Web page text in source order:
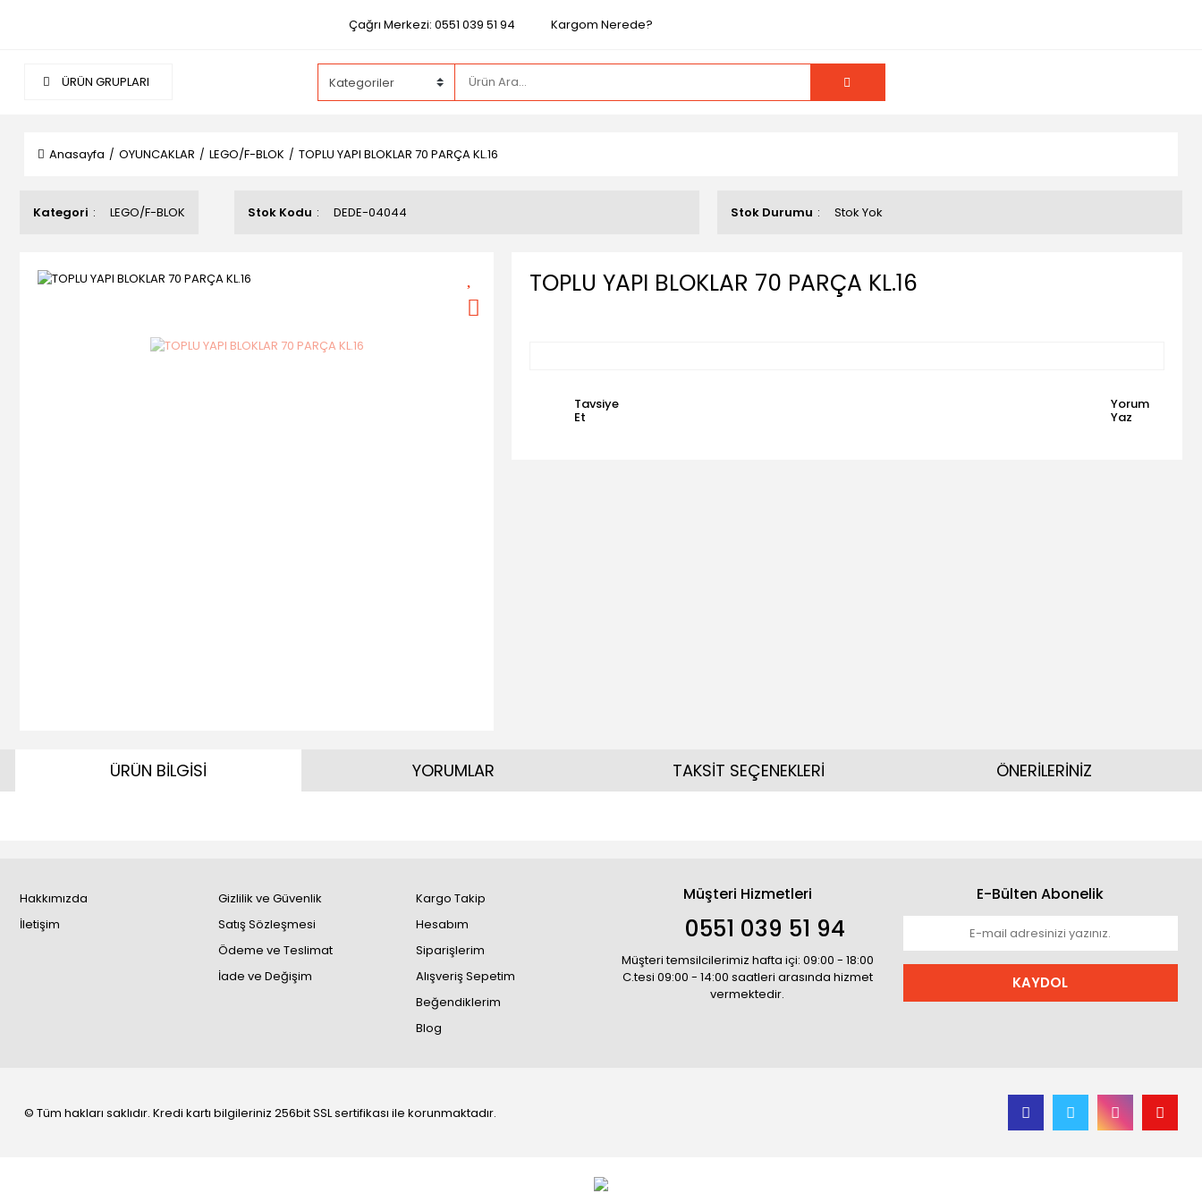
Çağrı Merkezi: 0551 039 51 94 Kargom Nerede?
ÜRÜN GRUPLARI
Anasayfa OYUNCAKLAR LEGO/F-BLOK TOPLU YAPI BLOKLAR 70 PARÇA KL.16
Kategori LEGO/F-BLOK Stok Kodu DEDE-04044 Stok Durumu Stok Yok
TOPLU YAPI BLOKLAR 70 PARÇA KL.16
Tavsiye
Et
Yorum
Yaz
ÜRÜN BİLGİSİ YORUMLAR TAKSİT SEÇENEKLERİ ÖNERİLERİNİZ
Hakkımızda
İletişim
Gizlilik ve Güvenlik
Satış Sözleşmesi
Ödeme ve Teslimat
İade ve Değişim
Kargo Takip
Hesabım
Siparişlerim
Alışveriş Sepetim
Beğendiklerim
Blog
Müşteri Hizmetleri
0551 039 51 94
Müşteri temsilcilerimiz hafta içi: 09:00 - 18:00
C.tesi 09:00 - 14:00 saatleri arasında hizmet
vermektedir.
E-Bülten Abonelik
KAYDOL
© Tüm hakları saklıdır. Kredi kartı bilgileriniz 256bit SSL sertifikası ile korunmaktadır.